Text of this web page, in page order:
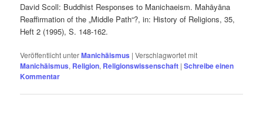
David Scoll: Buddhist Responses to Manichaeism. Mahāyāna
Reaffirmation of the „Middle Path“?, in: History of Religions, 35,
Heft 2 (1995), S. 148-162.
Veröffentlicht unterManichäismus |Verschlagwortet mit
Manichäismus, Religion, Religionswissenschaft |Schreibe einen
Kommentar